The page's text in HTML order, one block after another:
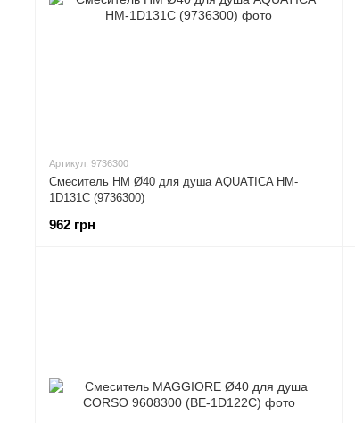
Артикул: 9736300
Смеситель HM Ø40 для душа AQUATICA HM-
1D131C (9736300)
962 грн